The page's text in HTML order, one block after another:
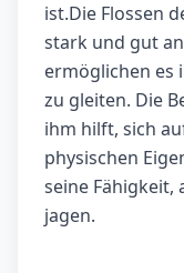
ist.Die Flossen
stark und gut
ermöglichen es
zu gleiten. Die
ihm hilft, sich
physischen
seine Fähigkeit,
jagen.